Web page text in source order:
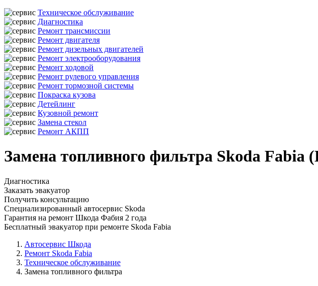
Техническое обслуживание
Диагностика
Ремонт трансмиссии
Ремонт двигателя
Ремонт дизельных двигателей
Ремонт электрооборудования
Ремонт ходовой
Ремонт рулевого управления
Ремонт тормозной системы
Покраска кузова
Детейлинг
Кузовной ремонт
Замена стекол
Ремонт АКПП
Замена топливного фильтра Skoda
Диагностика
Заказать эвакуатор
Получить консультацию
Специализированный автосервис Skoda
Гарантия на ремонт Шкода Фабия 2 года
Бесплатный эвакуатор при ремонте Skoda Fabia
Автосервис Шкода
Ремонт Skoda Fabia
Техническое обслуживание
Замена топливного фильтра